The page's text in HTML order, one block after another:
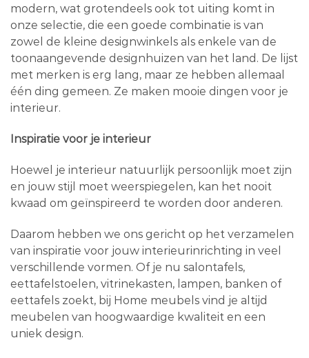
modern, wat grotendeels ook tot uiting komt in
onze selectie, die een goede combinatie is van
zowel de kleine designwinkels als enkele van de
toonaangevende designhuizen van het land. De lijst
met merken is erg lang, maar ze hebben allemaal
één ding gemeen. Ze maken mooie dingen voor je
interieur.
Inspiratie voor je interieur
Hoewel je interieur natuurlijk persoonlijk moet zijn
en jouw stijl moet weerspiegelen, kan het nooit
kwaad om geïnspireerd te worden door anderen.
Daarom hebben we ons gericht op het verzamelen
van inspiratie voor jouw interieurinrichting in veel
verschillende vormen. Of je nu salontafels,
eettafelstoelen, vitrinekasten, lampen, banken of
eettafels zoekt, bij Home meubels vind je altijd
meubelen van hoogwaardige kwaliteit en een
uniek design.